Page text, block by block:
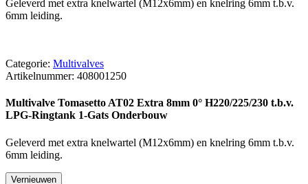
Geleverd met extra knelwartel (M12x6mm) en knelring 6mm t.b.v.
6mm leiding.
Categorie: Multivalves
Artikelnummer: 408001250
Multivalve Tomasetto AT02 Extra 8mm 0° H220/225/230 t.b.v.
LPG-Ringtank 1-Gats Onderbouw
Geleverd met extra knelwartel (M12x6mm) en knelring 6mm t.b.v.
6mm leiding.